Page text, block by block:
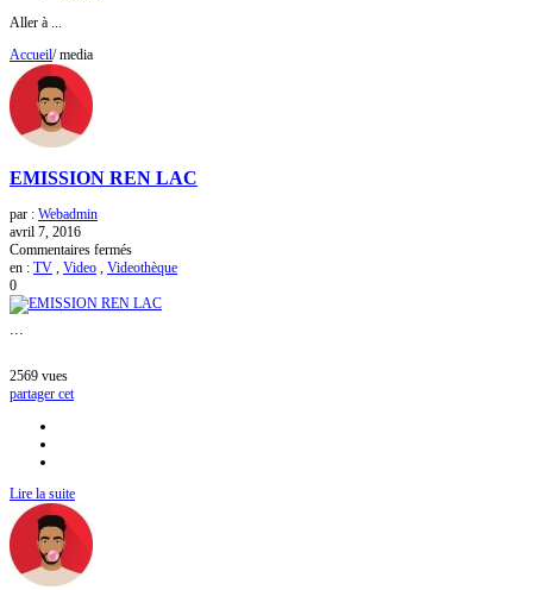
Aller à ...
Accueil/ media
EMISSION REN LAC
par : Webadmin
avril 7, 2016
Commentaires fermés
EMISSION
LAC
en : TV Video
Videothèque
0
2569 vues
partager cet
Lire la suite